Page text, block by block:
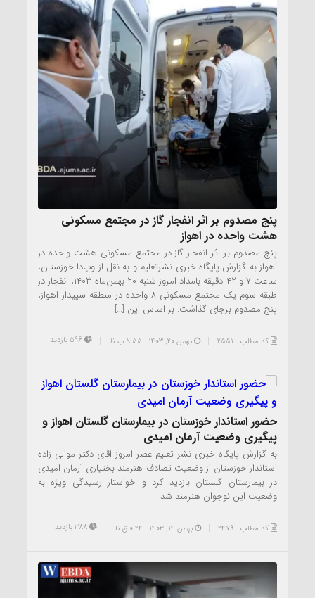
پنج مصدوم بر اثر انفجار گاز در مجتمع مسکونی
هشت واحده در اهواز
پنج مصدوم بر اثر انفجار گاز در مجتمع مسکونی هشت واحده در
اهواز به گزارش پایگاه خبری نشرتعلیم و به نقل از وب‌دا خوزستان،
ساعت ۷ و ۴۲ دقیقه بامداد امروز شنبه ۲۰ بهمن‌ماه ۱۴۰۳، انفجار در
طبقه سوم یک مجتمع مسکونی ۸ واحده در منطقه سپیدار اهواز،
پنج مصدوم برجای گذاشت. بر اساس این […]
کد مطلب : 2551 بهمن ۲۰, ۱۴۰۳ - 9:55 ب.ظ
حضور استاندار خوزستان در بیمارستان گلستان اهواز و
پیگیری وضعیت آرمان امیدی
به گزارش پایگاه خبری نشر تعلیم عصر امروز اقای دکتر موالی زاده
استاندار خوزستان از وضعیت تصادف هنرمند بختیاری آرمان امیدی
در بیمارستان گلستان بازدید کرد و خواستار رسیدگی ویژه به
وضعیت این نوجوان هنرمند شد
کد مطلب : 2479 بهمن ۱۴, ۱۴۰۳ - 0:24 ق.ظ